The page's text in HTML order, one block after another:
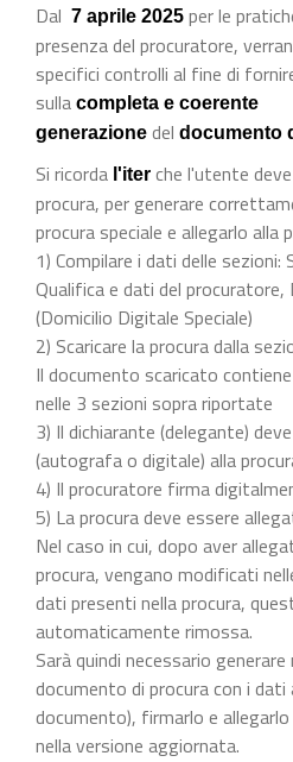
Dal 7 aprile 2025 per le
presenza del procuratore,
specifici controlli al fine di
sulla completa e coerente
generazione del documento
Si ricorda l'iter che l'utente
procura, per generare
procura speciale e allegarlo alla
1) Compilare i dati delle sezioni:
Qualifica e dati del
(Domicilio Digitale Speciale)
2) Scaricare la procura dalla
Il documento scaricato
nelle 3 sezioni sopra riportate
3) Il dichiarante (delegante)
(autografa o digitale) alla
4) Il procuratore firma
5) La procura deve essere
Nel caso in cui, dopo aver
procura, vengano modificati
dati presenti nella procura,
automaticamente rimossa.
Sarà quindi necessario
documento di procura con i dati
documento), firmarlo e
nella versione aggiornata.